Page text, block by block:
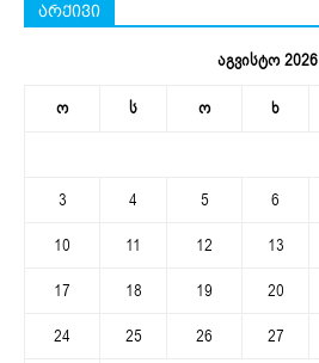
არქივი
აგვისტო 2026
ო ს ო ხ
3
4 5 6
10
11 12 13
17
18 19 20
24
25 26 27